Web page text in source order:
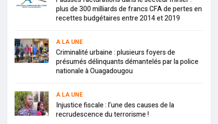
plus de 300 milliards de francs CFA de pertes en
recettes budgétaires entre 2014 et 2019
A LA UNE
Criminalité urbaine : plusieurs foyers de
présumés délinquants démantelés par la police
nationale à Ouagadougou
A LA UNE
Injustice fiscale : l’une des causes de la
recrudescence du terrorisme !